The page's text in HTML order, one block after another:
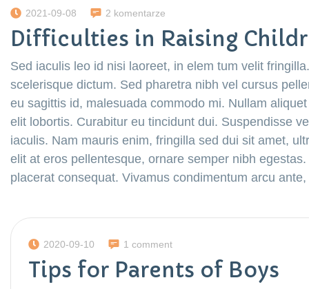
2021-09-08 2 komentarze
Difficulties in Raising
Sed iaculis leo id nisi laoreet, in elem tum velit
scelerisque dictum. Sed pharetra nibh vel cursus
eu sagittis id, malesuada commodo mi. Nullam
elit lobortis. Curabitur eu tincidunt dui. Suspendisse
iaculis. Nam mauris enim, fringilla sed dui sit amet,
elit at eros pellentesque, ornare semper nibh
placerat consequat. Vivamus condimentum arcu
2020-09-10 1 comment
Tips for Parents of Boys